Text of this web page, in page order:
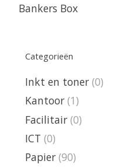
Bankers Box
Categorieën
Inkt en toner (0)
Kantoor (1)
Facilitair (0)
ICT (0)
Papier (90)